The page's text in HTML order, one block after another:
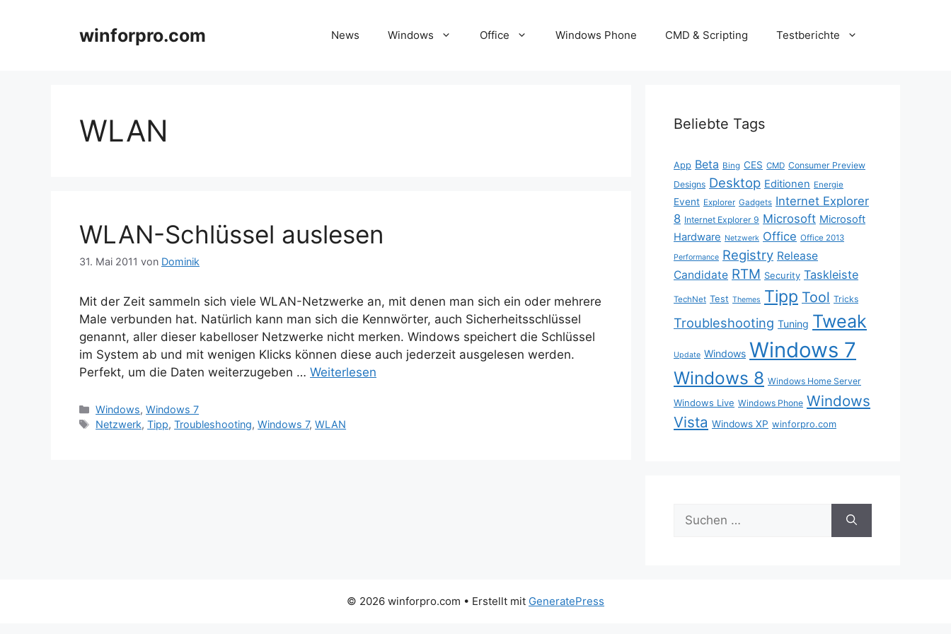
winforpro.com News Windows Office Windows Phone CMD & Scripting Testberichte
WLAN
WLAN-Schlüssel auslesen
31. Mai 2011 von Dominik
Mit der Zeit sammeln sich viele WLAN-Netzwerke an, mit denen man sich ein oder mehrere
Male verbunden hat. Natürlich kann man sich die Kennwörter, auch Sicherheitsschlüssel
genannt, aller dieser kabelloser Netzwerke nicht merken. Windows speichert die Schlüssel
im System ab und mit wenigen Klicks können diese auch jederzeit ausgelesen werden.
Perfekt, um die Daten weiterzugeben … Weiterlesen
Kategorien
Windows,Windows 7
Schlagwörter
Netzwerk,Tipp,Troubleshooting,Windows 7,WLAN
Beliebte Tags
App Beta Bing CES CMD Consumer Preview
Designs Desktop Editionen Energie
Event Explorer Gadgets Internet Explorer
8 Internet Explorer 9 Microsoft Microsoft
Hardware Netzwerk Office Office 2013
Performance Registry Release
Candidate RTM Security Taskleiste
TechNet Test Themes Tipp Tool Tricks
Troubleshooting Tuning Tweak
Update Windows Windows 7
Windows 8 Windows Home Server
Windows Live Windows Phone Windows
Vista Windows XP winforpro.com
Suche
nach:
© 2026 winforpro.com • Erstellt mit GeneratePress